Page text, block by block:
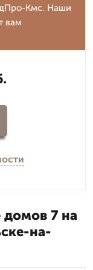
Кмс. Наши
вам
7 на
на-